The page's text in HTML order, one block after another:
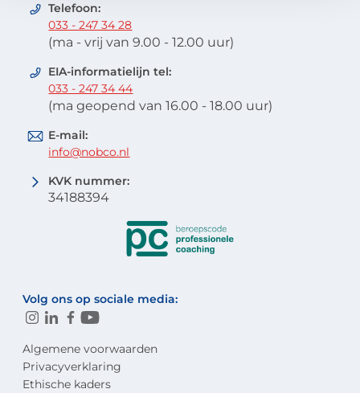
Telefoon:
033 - 247 34 28
(ma - vrij van 9.00 - 12.00 uur)
EIA-informatielijn tel:
033 - 247 34 44
(ma geopend van 16.00 - 18.00 uur)
E-mail:
info@nobco.nl
KVK nummer:
34188394
Volg ons op sociale media:
Algemene voorwaarden
Privacyverklaring
Ethische kaders